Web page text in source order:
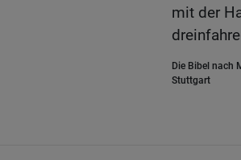
mit der
Die Bibel nach
Stuttgart